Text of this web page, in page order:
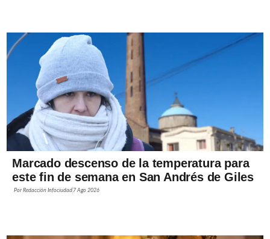
Marcado descenso de la temperatura para
este fin de semana en San Andrés de Giles
PorRedacción Infociudad 7 Ago 2026